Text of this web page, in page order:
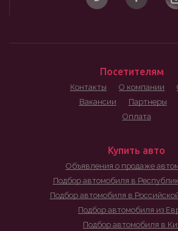
Посетителям
Контакты О компании
Вакансии
Партнеры
Оплата
Купить авто
Объявления о продаже
Подбор автомобиля в
Подбор автомобиля в
Подбор автомобиля из
Подбор автомобиля в